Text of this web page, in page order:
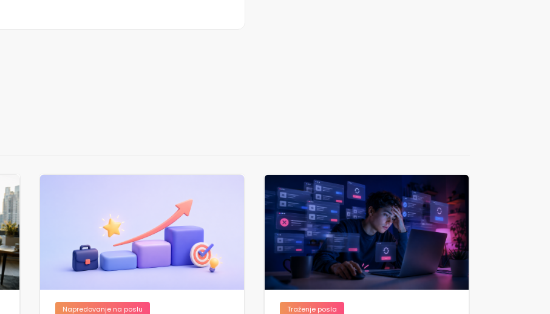
Napredovanje na poslu Traženje posla